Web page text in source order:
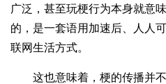
广泛，甚至玩梗行为本身就意
的，是一套语用加速后、人人
联网生活方式。
这也意味着，梗的传播并不